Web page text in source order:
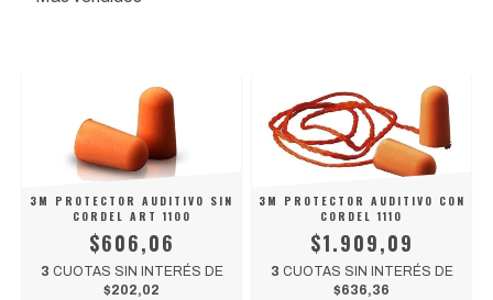
3M PROTECTOR AUDITIVO SIN
CORDEL ART 1100
$606,06
3 CUOTAS SIN INTERÉS DE
$202,02
3M PROTECTOR AUDITIVO CON
CORDEL 1110
$1.909,09
3 CUOTAS SIN INTERÉS DE
$636,36